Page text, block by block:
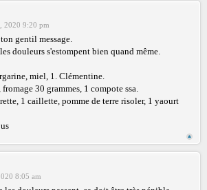
2020 9:20 pm
gentil message.
douleurs s'estompent bien quand même.
miel, 1. Clémentine.
30 grammes, 1 compote ssa.
1 caillette, pomme de terre risoler, 1 yaourt
8:05 am